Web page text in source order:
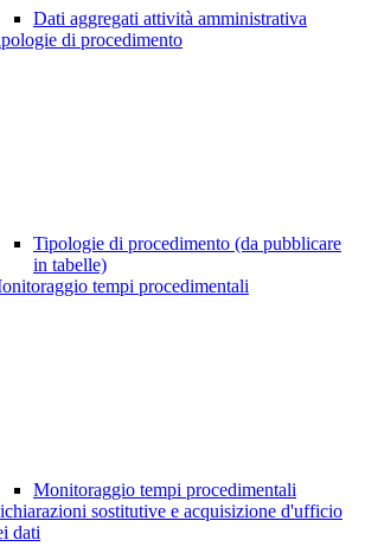
Dati aggregati attività amministrativa
di procedimento
Tipologie di procedimento (da pubblicare
in tabelle)
tempi procedimentali
Monitoraggio tempi procedimentali
sostitutive e acquisizione d'ufficio
dati